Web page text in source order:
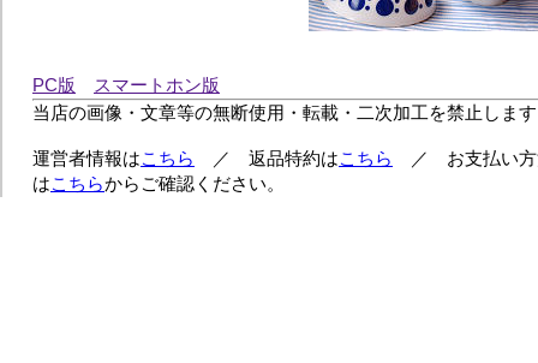
PC版
スマートホン版
当店の画像・文章等の無断使用・転載・二次加工を禁止しま
運営者情報はこちら ／ 返品特約はこちら
／ お支払い方
はこちらからご確認ください。